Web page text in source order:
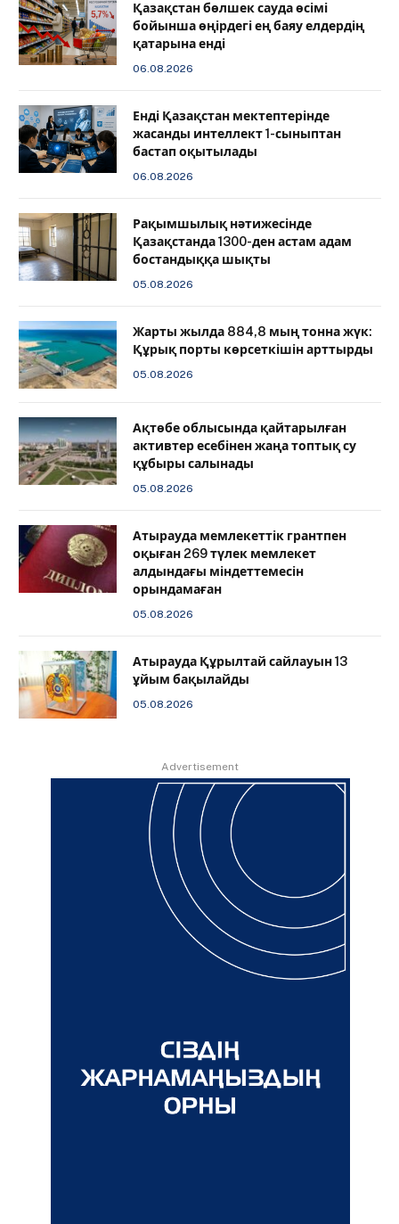
Қазақстан бөлшек сауда өсімі
бойынша өңірдегі ең баяу елдердің
қатарына енді
06.08.2026
️Енді Қазақстан мектептерінде
жасанды интеллект 1-сыныптан
бастап оқытылады
06.08.2026
Рақымшылық нәтижесінде
Қазақстанда 1300-ден астам адам
бостандыққа шықты
05.08.2026
Жарты жылда 884,8 мың тонна жүк:
Құрық порты көрсеткішін арттырды
05.08.2026
Ақтөбе облысында қайтарылған
активтер есебінен жаңа топтық су
құбыры салынады
05.08.2026
Атырауда мемлекеттік грантпен
оқыған 269 түлек мемлекет
алдындағы міндеттемесін
орындамаған
05.08.2026
Атырауда Құрылтай сайлауын 13
ұйым бақылайды
05.08.2026
Advertisement